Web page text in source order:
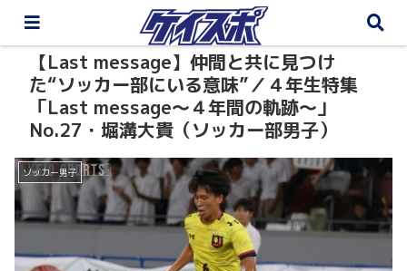
【Last message】仲間と共に見つけ
た“ソッカー部にいる意味”／４年生特集
「Last message〜４年間の軌跡〜」
No.27・堀溝大貴（ソッカー部男子）
ソッカー男子